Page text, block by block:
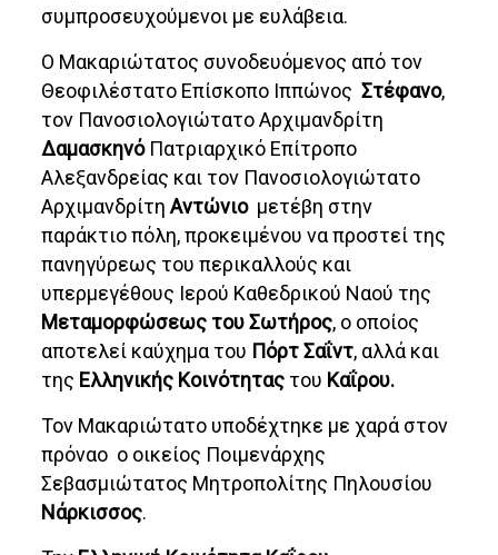
συμπροσευχούμενοι με ευλάβεια.
Ο Μακαριώτατος συνοδευόμενος από τον
Θεοφιλέστατο Επίσκοπο ΙππώνοςΣτέφανο,
τον Πανοσιολογιώτατο Αρχιμανδρίτη
ΔαμασκηνόΠατριαρχικό Επίτροπο
Αλεξανδρείας και τον Πανοσιολογιώτατο
Αρχιμανδρίτη Αντώνιομετέβη στην
παράκτιο πόλη, προκειμένου να προστεί της
πανηγύρεως του περικαλλούς και
υπερμεγέθους Ιερού Καθεδρικού Ναού της
Μεταμορφώσεως του Σωτήρος, ο οποίος
αποτελεί καύχημα του Πόρτ Σαΐντ, αλλά και
της Ελληνικής Κοινότητας του Καΐρου.
Τον Μακαριώτατο υποδέχτηκε με χαρά στον
πρόναο ο οικείος Ποιμενάρχης
Σεβασμιώτατος Μητροπολίτης Πηλουσίου
Νάρκισσος.